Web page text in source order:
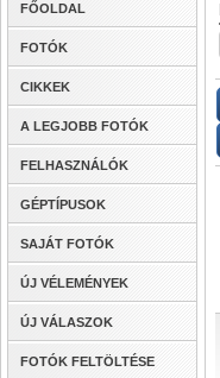
FŐOLDAL
FOTÓK
CIKKEK
A LEGJOBB FOTÓK
FELHASZNÁLÓK
GÉPTÍPUSOK
SAJÁT FOTÓK
ÚJ VÉLEMÉNYEK
ÚJ VÁLASZOK
FOTÓK FELTÖLTÉSE